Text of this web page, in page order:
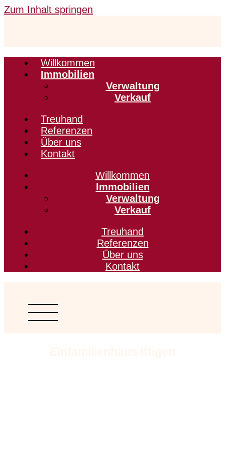
Zum Inhalt springen
Willkommen
Immobilien
Verwaltung
Verkauf
Treuhand
Referenzen
Über uns
Kontakt
Willkommen
Immobilien
Verwaltung
Verkauf
Treuhand
Referenzen
Über uns
Kontakt